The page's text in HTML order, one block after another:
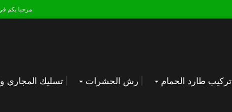
مرحبا بكم
تسليك المجاري رش الحشرات تركيب طارد الحمام